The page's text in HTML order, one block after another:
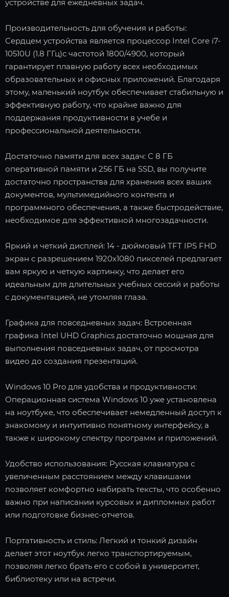
устройстве для ежедневных задач.
Производительность для обучения и работы:
Сердцем устройства является процессор Intel Core i7-
10510U (1.8 ГГц)с частотой 1800/4900, который
гарантирует плавную работу всех необходимых
образовательных и офисных приложений. Благодаря
этому, маленький ноутбук обеспечивает стабильную и
эффективную работу, что крайне важно для
поддержания продуктивности в учебе и
профессиональной деятельности.
Достаточно памяти для всех задач: С 8 ГБ
оперативной памяти и 256 ГБ на SSD, вы получите
достаточно пространства для хранения всех ваших
документов, мультимедийного контента и
программного обеспечения, а также быстродействие,
необходимое для эффективной многозадачности.
Яркий и четкий дисплей: 14 - дюймовый TFT IPS FHD
экран с разрешением 1920x1080 пикселей предлагает
вам яркую и четкую картинку, что делает его
идеальным для длительных учебных сессий и работы
с документацией, не утомляя глаза.
Графика для повседневных задач: Встроенная
графика Intel UHD Graphics достаточно мощная для
выполнения повседневных задач, от просмотра
видео до создания презентаций.
Windows 10 Pro для удобства и продуктивности:
Операционная система Windows 10 уже установлена
на ноутбуке, что обеспечивает немедленный доступ к
знакомому и интуитивно понятному интерфейсу, а
также к широкому спектру программ и приложений.
Удобство использования: Русская клавиатура с
увеличенным расстоянием между клавишами
позволяет комфортно набирать тексты, что особенно
важно при написании курсовых и дипломных работ
или подготовке бизнес-отчетов.
Портативность и стиль: Легкий и тонкий дизайн
делает этот ноутбук легко транспортируемым,
позволяя легко брать его с собой в университет,
библиотеку или на встречи.